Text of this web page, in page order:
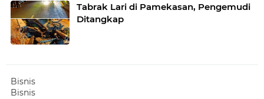
Tabrak Lari di Pamekasan, Pengemudi
Ditangkap
Bisnis
Bisnis